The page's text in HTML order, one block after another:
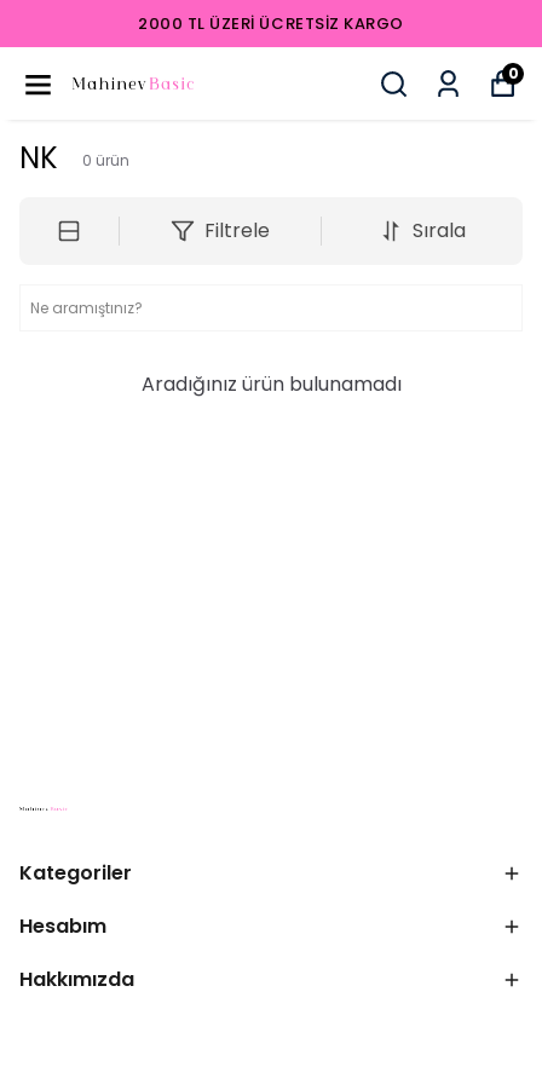
2000 TL ÜZERI ÜCRETSIZ KARGO
0
NK 0 ürün
Filtrele Sırala
Aradığınız ürün bulunamadı
Kategoriler
Hesabım
Hakkımızda